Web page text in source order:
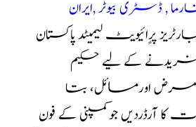
, ڈسٹری بیوٹر ,ایران
پرٍائیویٹ لیمیٹد پاکستان
خریدنے کے لیے حکیم
اورمسائل، بتا
کا آرڈردیں جوکمپنی کے فون